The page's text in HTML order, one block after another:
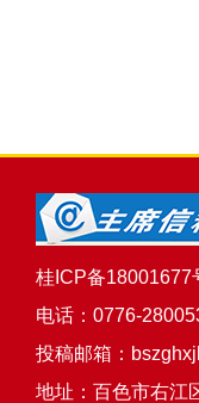
桂ICP备18001677
电话：0776-
投稿邮箱：
地址：百色市右江